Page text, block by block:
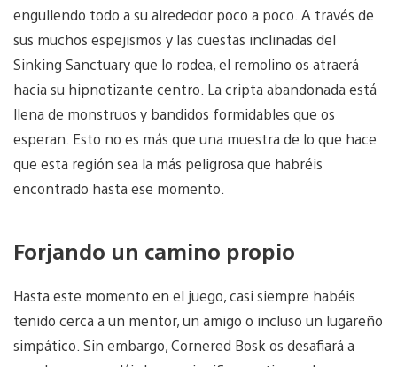
engullendo todo a su alrededor poco a poco. A través de
sus muchos espejismos y las cuestas inclinadas del
Sinking Sanctuary que lo rodea, el remolino os atraerá
hacia su hipnotizante centro. La cripta abandonada está
llena de monstruos y bandidos formidables que os
esperan. Esto no es más que una muestra de lo que hace
que esta región sea la más peligrosa que habréis
encontrado hasta ese momento.
Forjando un camino propio
Hasta este momento en el juego, casi siempre habéis
tenido cerca a un mentor, un amigo o incluso un lugareño
simpático. Sin embargo, Cornered Bosk os desafiará a